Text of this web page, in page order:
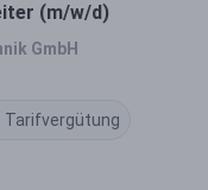
(m/w/d)
GmbH
Tarifvergütung